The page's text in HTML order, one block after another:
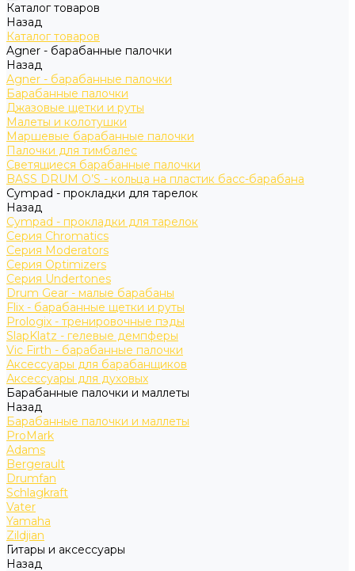
Каталог товаров
Назад
Каталог товаров
Agner - барабанные палочки
Назад
Agner - барабанные палочки
Барабанные палочки
Джазовые щетки и руты
Малеты и колотушки
Маршевые барабанные палочки
Палочки для тимбалес
Светящиеся барабанные палочки
BASS DRUM O’S - кольца на пластик басс-барабана
Cympad - прокладки для тарелок
Назад
Cympad - прокладки для тарелок
Серия Chromatics
Серия Moderators
Серия Optimizers
Серия Undertones
Drum Gear - малые барабаны
Flix - барабанные щетки и руты
Prologix - тренировочные пэды
SlapKlatz - гелевые демпферы
Vic Firth - барабанные палочки
Аксессуары для барабанщиков
Аксессуары для духовых
Барабанные палочки и маллеты
Назад
Барабанные палочки и маллеты
ProMark
Adams
Bergerault
Drumfan
Schlagkraft
Vater
Yamaha
Zildjian
Гитары и аксессуары
Назад